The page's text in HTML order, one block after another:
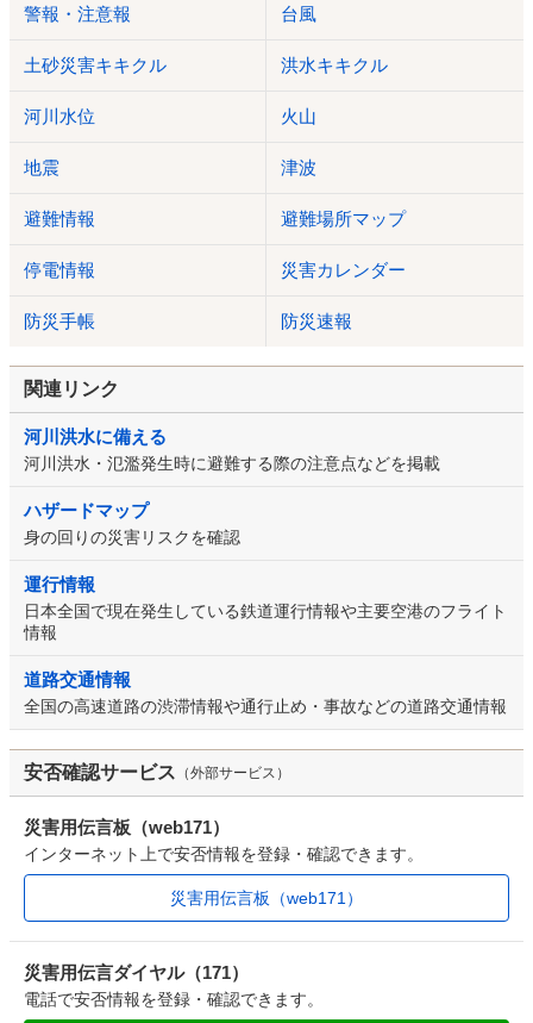
警報・注意報 台風
土砂災害キキクル 洪水キキクル
河川水位 火山
地震 津波
避難情報 避難場所マップ
停電情報 災害カレンダー
防災手帳 防災速報
関連リンク
河川洪水に備える
河川洪水・氾濫発生時に避難する際の注意点などを掲載
ハザードマップ
身の回りの災害リスクを確認
運行情報
日本全国で現在発生している鉄道運行情報や主要空港のフライト
情報
道路交通情報
全国の高速道路の渋滞情報や通行止め・事故などの道路交通情報
安否確認サービス （外部サービス）
災害用伝言板（web171）
インターネット上で安否情報を登録・確認できます。
災害用伝言板（web171）
災害用伝言ダイヤル（171）
電話で安否情報を登録・確認できます。